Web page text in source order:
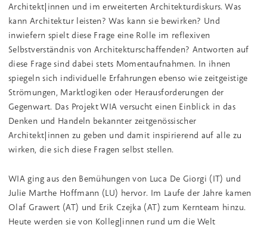
Architekt|innen und im erweiterten Architekturdiskurs. Was
kann Architektur leisten? Was kann sie bewirken? Und
inwiefern spielt diese Frage eine Rolle im reflexiven
Selbstverständnis von Architekturschaffenden? Antworten auf
diese Frage sind dabei stets Momentaufnahmen. In ihnen
spiegeln sich individuelle Erfahrungen ebenso wie zeitgeistige
Strömungen, Marktlogiken oder Herausforderungen der
Gegenwart. Das Projekt WIA versucht einen Einblick in das
Denken und Handeln bekannter zeitgenössischer
Architekt|innen zu geben und damit inspirierend auf alle zu
wirken, die sich diese Fragen selbst stellen.
WIA ging aus den Bemühungen von Luca De Giorgi (IT) und
Julie Marthe Hoffmann (LU) hervor. Im Laufe der Jahre kamen
Olaf Grawert (AT) und Erik Czejka (AT) zum Kernteam hinzu.
Heute werden sie von Kolleg|innen rund um die Welt